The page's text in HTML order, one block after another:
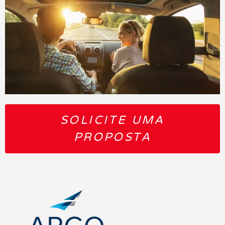
SOLICITE UMA
PROPOSTA